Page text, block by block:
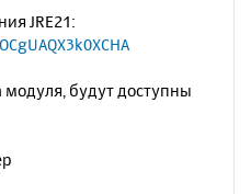
JRE21:
модуля, будут доступны